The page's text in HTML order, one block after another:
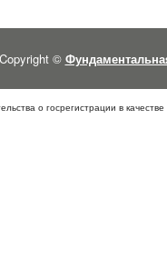
Copyright ©
о госрегистрации в